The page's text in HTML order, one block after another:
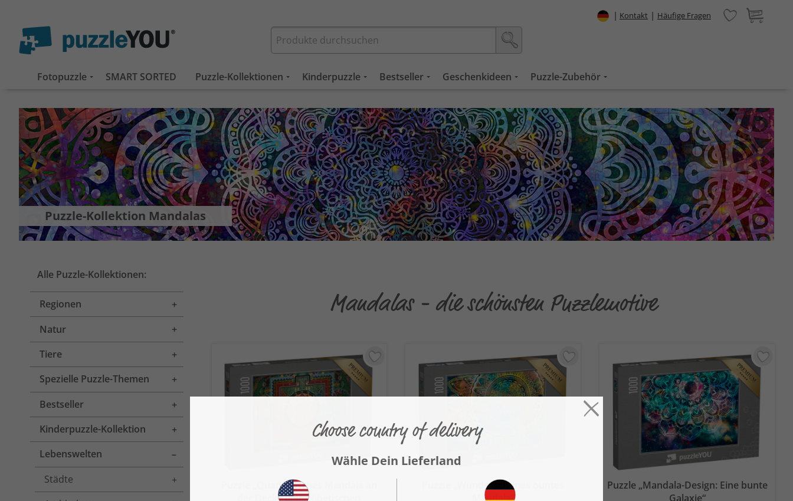
| Kontakt | Häufige Fragen
Fotopuzzle SMART SORTED Puzzle-Kollektionen Kinderpuzzle Bestseller Geschenkideen Puzzle-Zubehör
Puzzle-Kollektion Mandalas
Alle Puzzle-Kollektionen:
Regionen
Toggle menu
Natur
Toggle menu
Tiere
Toggle menu
Spezielle Puzzle-Themen
Toggle menu
Bestseller
Toggle menu
Kinderpuzzle-Kollektion
Toggle menu
Lebenswelten
Toggle menu
Städte
Toggle menu
Mandalas - die schönsten Puzzlemotive
Puzzle „Quadratisches Mandala an
der Decke eines tibetischen
Puzzle „Wunderschönes buntes
Mandala“
Puzzle „Mandala-Design: Eine bunte
Galaxie“